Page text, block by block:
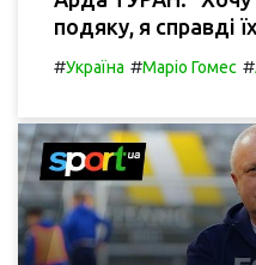
подяку, я справді
#Україна #Маріо Гомес #